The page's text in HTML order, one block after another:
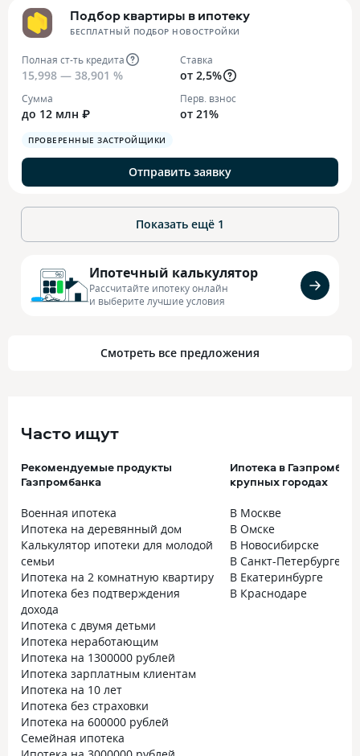
Подбор квартиры в ипотеку
БЕСПЛАТНЫЙ ПОДБОР НОВОСТРОЙКИ
Полная ст-ть кредита
15,998 — 38,901 %
Ставка
от 2,5%
Сумма
до 12 млн ₽
Перв. взнос
от 21%
ПРОВЕРЕННЫЕ ЗАСТРОЙЩИКИ
Отправить заявку
Показать ещё 1
Ипотечный калькулятор
Рассчитайте ипотеку онлайн
и выберите лучшие условия
Смотреть все предложения
Часто ищут
Рекомендуемые продукты
Газпромбанка
Военная ипотека
Ипотека на деревянный дом
Калькулятор ипотеки для молодой
семьи
Ипотека на 2 комнатную квартиру
Ипотека без подтверждения
дохода
Ипотека с двумя детьми
Ипотека неработающим
Ипотека на 1300000 рублей
Ипотека зарплатным клиентам
Ипотека на 10 лет
Ипотека без страховки
Ипотека на 600000 рублей
Семейная ипотека
Ипотека в
крупных городах
В Москве
В Омске
В Новосибирске
В Санкт-Петербурге
В Екатеринбурге
В Краснодаре